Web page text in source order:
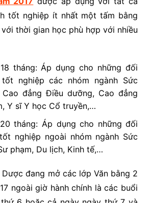
tốt nghiệp ít nhất một tấm bằng
thời gian học phù hợp với nhiều
tháng: Áp dụng cho những đối
nghiệp các nhóm ngành Sức
Cao đẳng Điều dưỡng, Cao đẳng
Y sĩ Y học Cổ truyền,…
tháng: Áp dụng cho những đối
nghiệp ngoài nhóm ngành Sức
phạm, Du lịch, Kinh tế,…
đang mở các lớp Văn bằng 2
ngoài giờ hành chính là các buổi